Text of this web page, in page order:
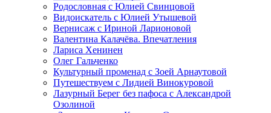
Родословная с Юлией Свинцовой
Видоискатель с Юлией Утышевой
Вернисаж с Ириной Ларионовой
Валентина Калачёва. Впечатления
Лариса Хенинен
Олег Гальченко
Культурный променад с Зоей Арнаутовой
Путешествуем с Лидией Винокуровой
Лазурный Берег без пафоса с Александрой
Озолиной